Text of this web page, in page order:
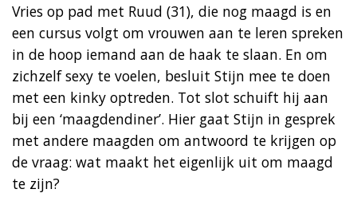
Vries op pad met Ruud (31), die nog maagd is en
een cursus volgt om vrouwen aan te leren spreken
in de hoop iemand aan de haak te slaan. En om
zichzelf sexy te voelen, besluit Stijn mee te doen
met een kinky optreden. Tot slot schuift hij aan
bij een ‘maagdendiner’. Hier gaat Stijn in gesprek
met andere maagden om antwoord te krijgen op
de vraag: wat maakt het eigenlijk uit om maagd
te zijn?